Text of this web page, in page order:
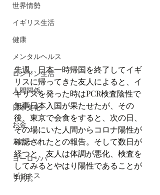
世界情勢
イギリス生活
健康
メンタルヘルス
ロンドン生活
人間関係
日本文化
お金
スポーツ
ヨーロッパ
ビジネス
先週、日本一時帰国を終了してイギ
リスに帰ってきた友人によると、イ
ギリスを発った時はPCR検査陰性で
無事日本入国が果たせたが、その
後、東京で会食をすると、次の日、
その場にいた人間からコロナ陽性が
確認されたとの報告。そして数日が
経つと、友人は体調が悪化、検査を
してみるとやはり陽性であることが
判明。